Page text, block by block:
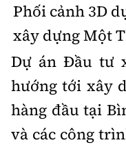
Thông tin tòa soạn
Phối cảnh 3D
xây dựng Một
Dự án Đầu tư
hướng tới xây
hàng đầu tại
và các công